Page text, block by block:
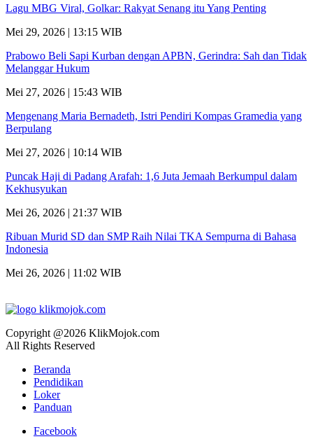
Lagu MBG Viral, Golkar: Rakyat Senang itu Yang Penting
Mei 29, 2026 | 13:15 WIB
Prabowo Beli Sapi Kurban dengan APBN, Gerindra: Sah dan Tidak
Melanggar Hukum
Mei 27, 2026 | 15:43 WIB
Mengenang Maria Bernadeth, Istri Pendiri Kompas Gramedia yang
Berpulang
Mei 27, 2026 | 10:14 WIB
Puncak Haji di Padang Arafah: 1,6 Juta Jemaah Berkumpul dalam
Kekhusyukan
Mei 26, 2026 | 21:37 WIB
Ribuan Murid SD dan SMP Raih Nilai TKA Sempurna di Bahasa
Indonesia
Mei 26, 2026 | 11:02 WIB
Copyright @2026 KlikMojok.com
All Rights Reserved
Beranda
Pendidikan
Loker
Panduan
Facebook